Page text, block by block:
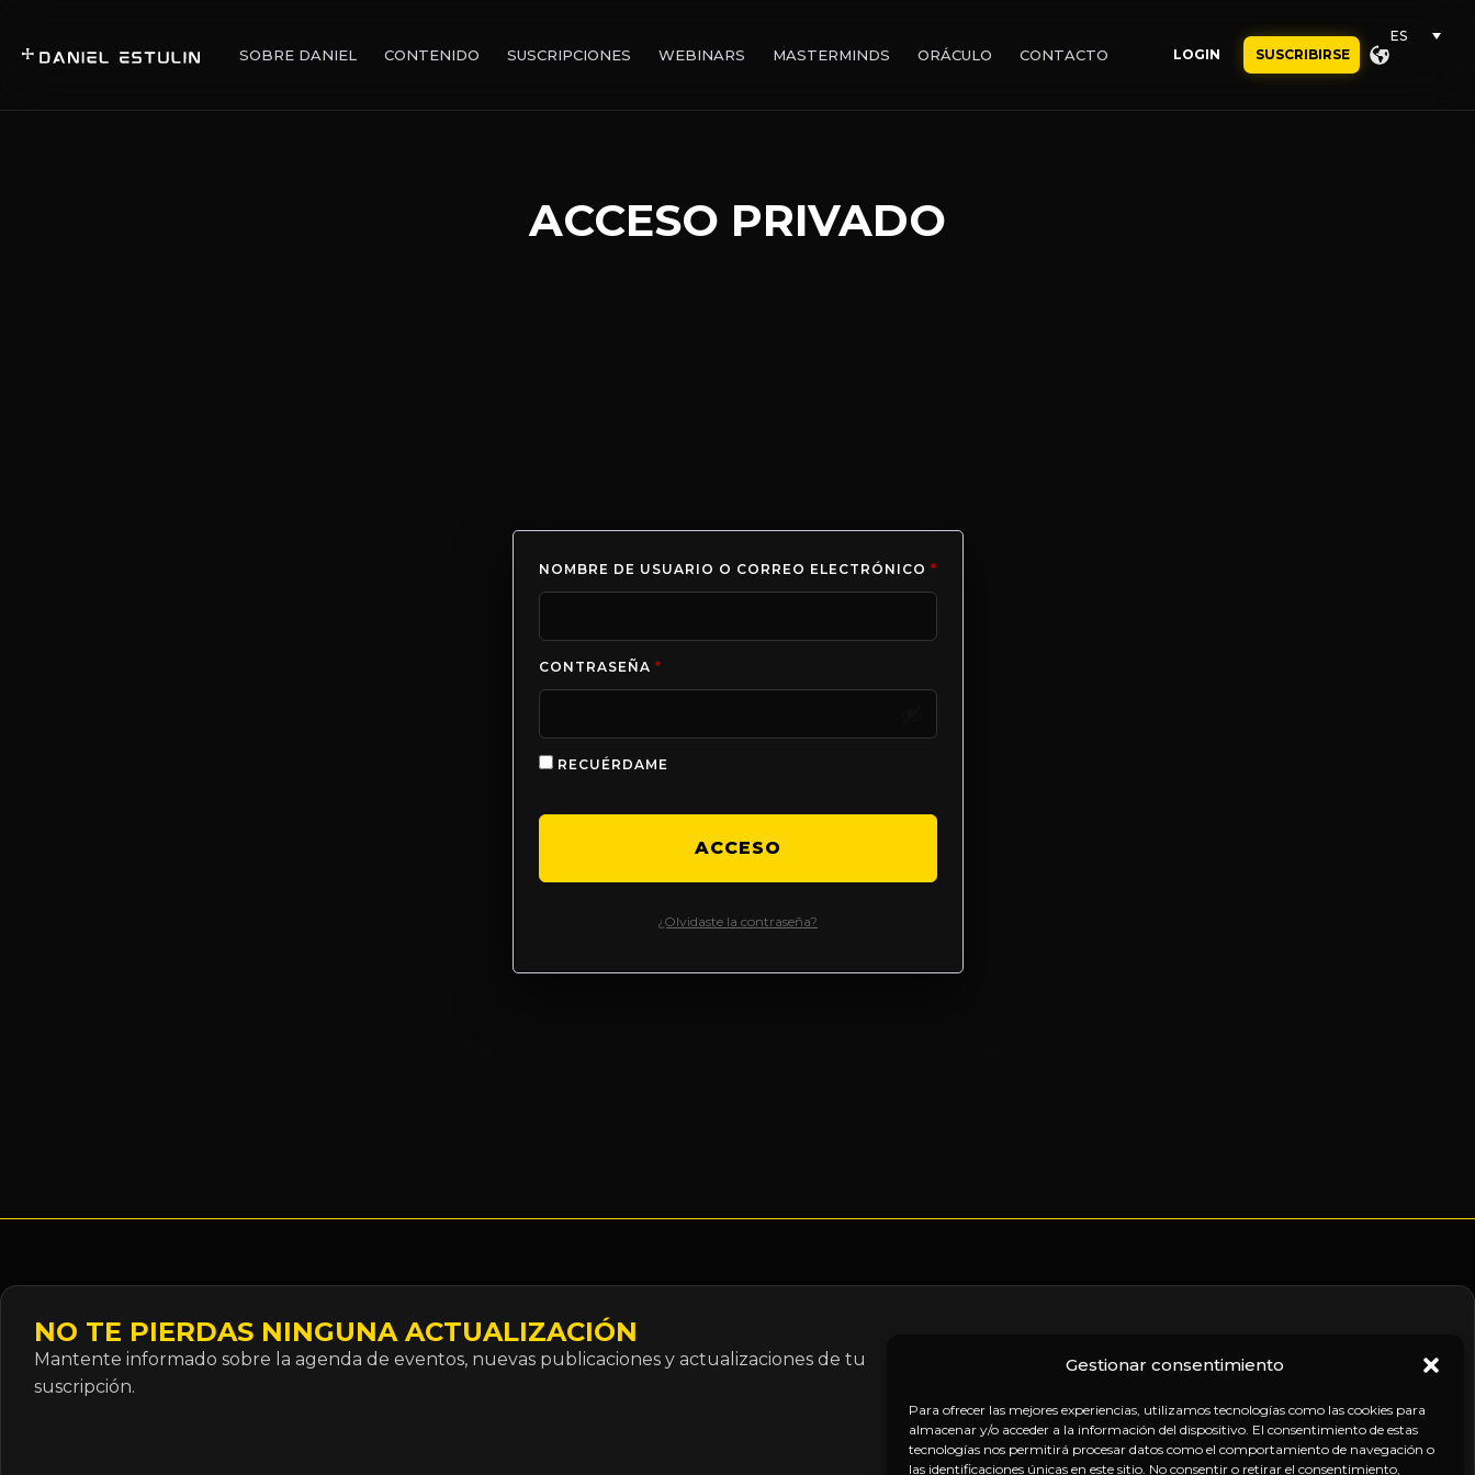
Gestionar consentimiento
Para ofrecer las mejores experiencias, utilizamos tecnologías como las cookies para
almacenar y/o acceder a la información del dispositivo. El consentimiento de estas
tecnologías nos permitirá procesar datos como el comportamiento de navegación o
las identificaciones únicas en este sitio. No consentir o retirar el consentimiento,
SOBRE DANIEL CONTENIDO SUSCRIPCIONES WEBINARS MASTERMINDS ORÁCULO CONTACTO LOGIN SUSCRIBIRSE
ES
ACCESO PRIVADO
NOMBRE DE USUARIO O CORREO ELECTRÓNICO *
CONTRASEÑA *
RECUÉRDAME
ACCESO
¿Olvidaste la contraseña?
NO TE PIERDAS NINGUNA ACTUALIZACIÓN
Mantente informado sobre la agenda de eventos, nuevas publicaciones y actualizaciones de tu
suscripción.